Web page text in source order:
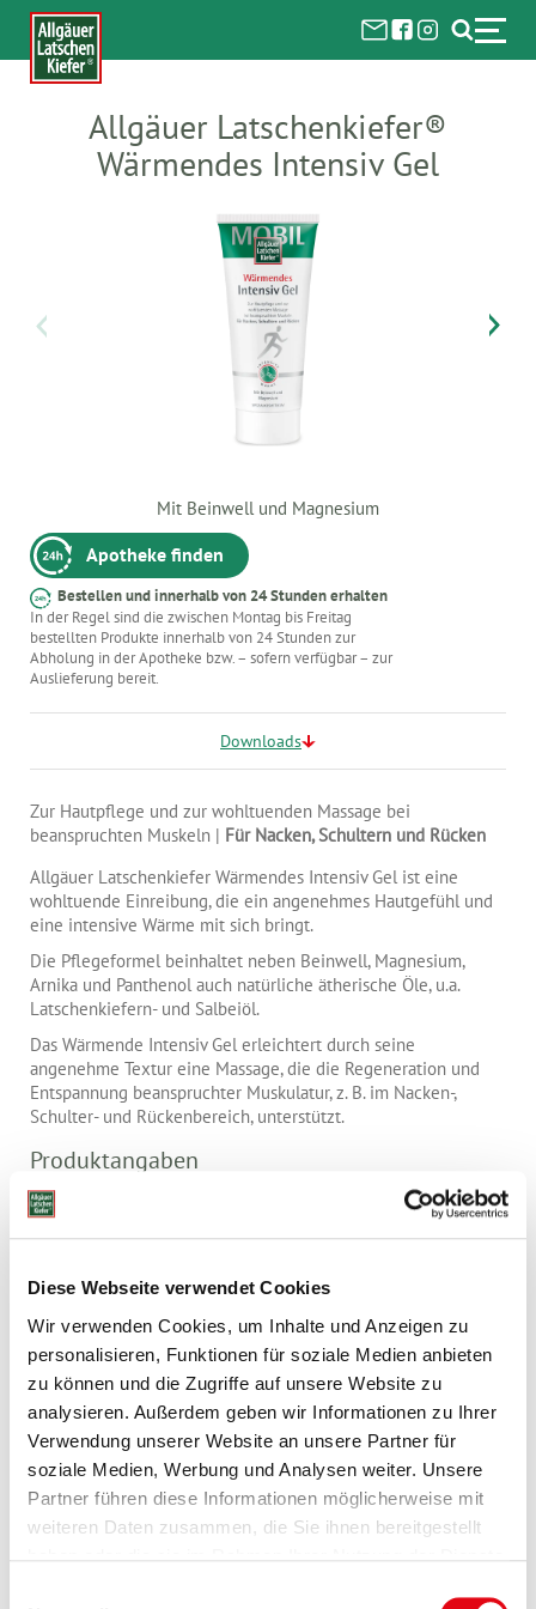
Diese Webseite verwendet Cookies
Wir verwenden Cookies, um Inhalte und Anzeigen zu
personalisieren, Funktionen für soziale Medien anbieten
zu können und die Zugriffe auf unsere Website zu
analysieren. Außerdem geben wir Informationen zu Ihrer
Verwendung unserer Website an unsere Partner für
soziale Medien, Werbung und Analysen weiter. Unsere
Partner führen diese Informationen möglicherweise mit
weiteren Daten zusammen, die Sie ihnen bereitgestellt
Allgäuer Latschenkiefer®
Wärmendes Intensiv Gel
Mit Beinwell und Magnesium
Apotheke finden
Bestellen und innerhalb von 24 Stunden erhalten
In der Regel sind die zwischen Montag bis Freitag
bestellten Produkte innerhalb von 24 Stunden zur
Abholung in der Apotheke bzw. – sofern verfügbar – zur
Auslieferung bereit.
Downloads
Zur Hautpflege und zur wohltuenden Massage bei
beanspruchten Muskeln | Für Nacken, Schultern und Rücken
Allgäuer Latschenkiefer Wärmendes Intensiv Gel ist eine
wohltuende Einreibung, die ein angenehmes Hautgefühl und
eine intensive Wärme mit sich bringt.
Die Pflegeformel beinhaltet neben Beinwell, Magnesium,
Arnika und Panthenol auch natürliche ätherische Öle, u.a.
Latschenkiefern- und Salbeiöl.
Das Wärmende Intensiv Gel erleichtert durch seine
angenehme Textur eine Massage, die die Regeneration und
Entspannung beanspruchter Muskulatur, z. B. im Nacken-,
Schulter- und Rückenbereich, unterstützt.
Produktangaben
Anwendung
Hinweise
Verpackungsgrößen
Downloads
Hiermit bestätige ich die Allgemeinen